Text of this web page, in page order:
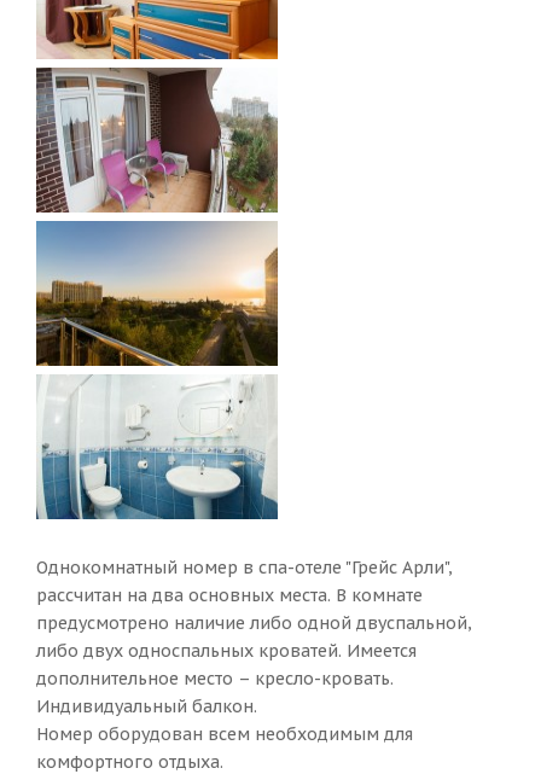
Однокомнатный номер в спа-отеле "Грейс Арли",
рассчитан на два основных места. В комнате
предусмотрено наличие либо одной двуспальной,
либо двух односпальных кроватей. Имеется
дополнительное место – кресло-кровать.
Индивидуальный балкон.
Номер оборудован всем необходимым для
комфортного отдыха.